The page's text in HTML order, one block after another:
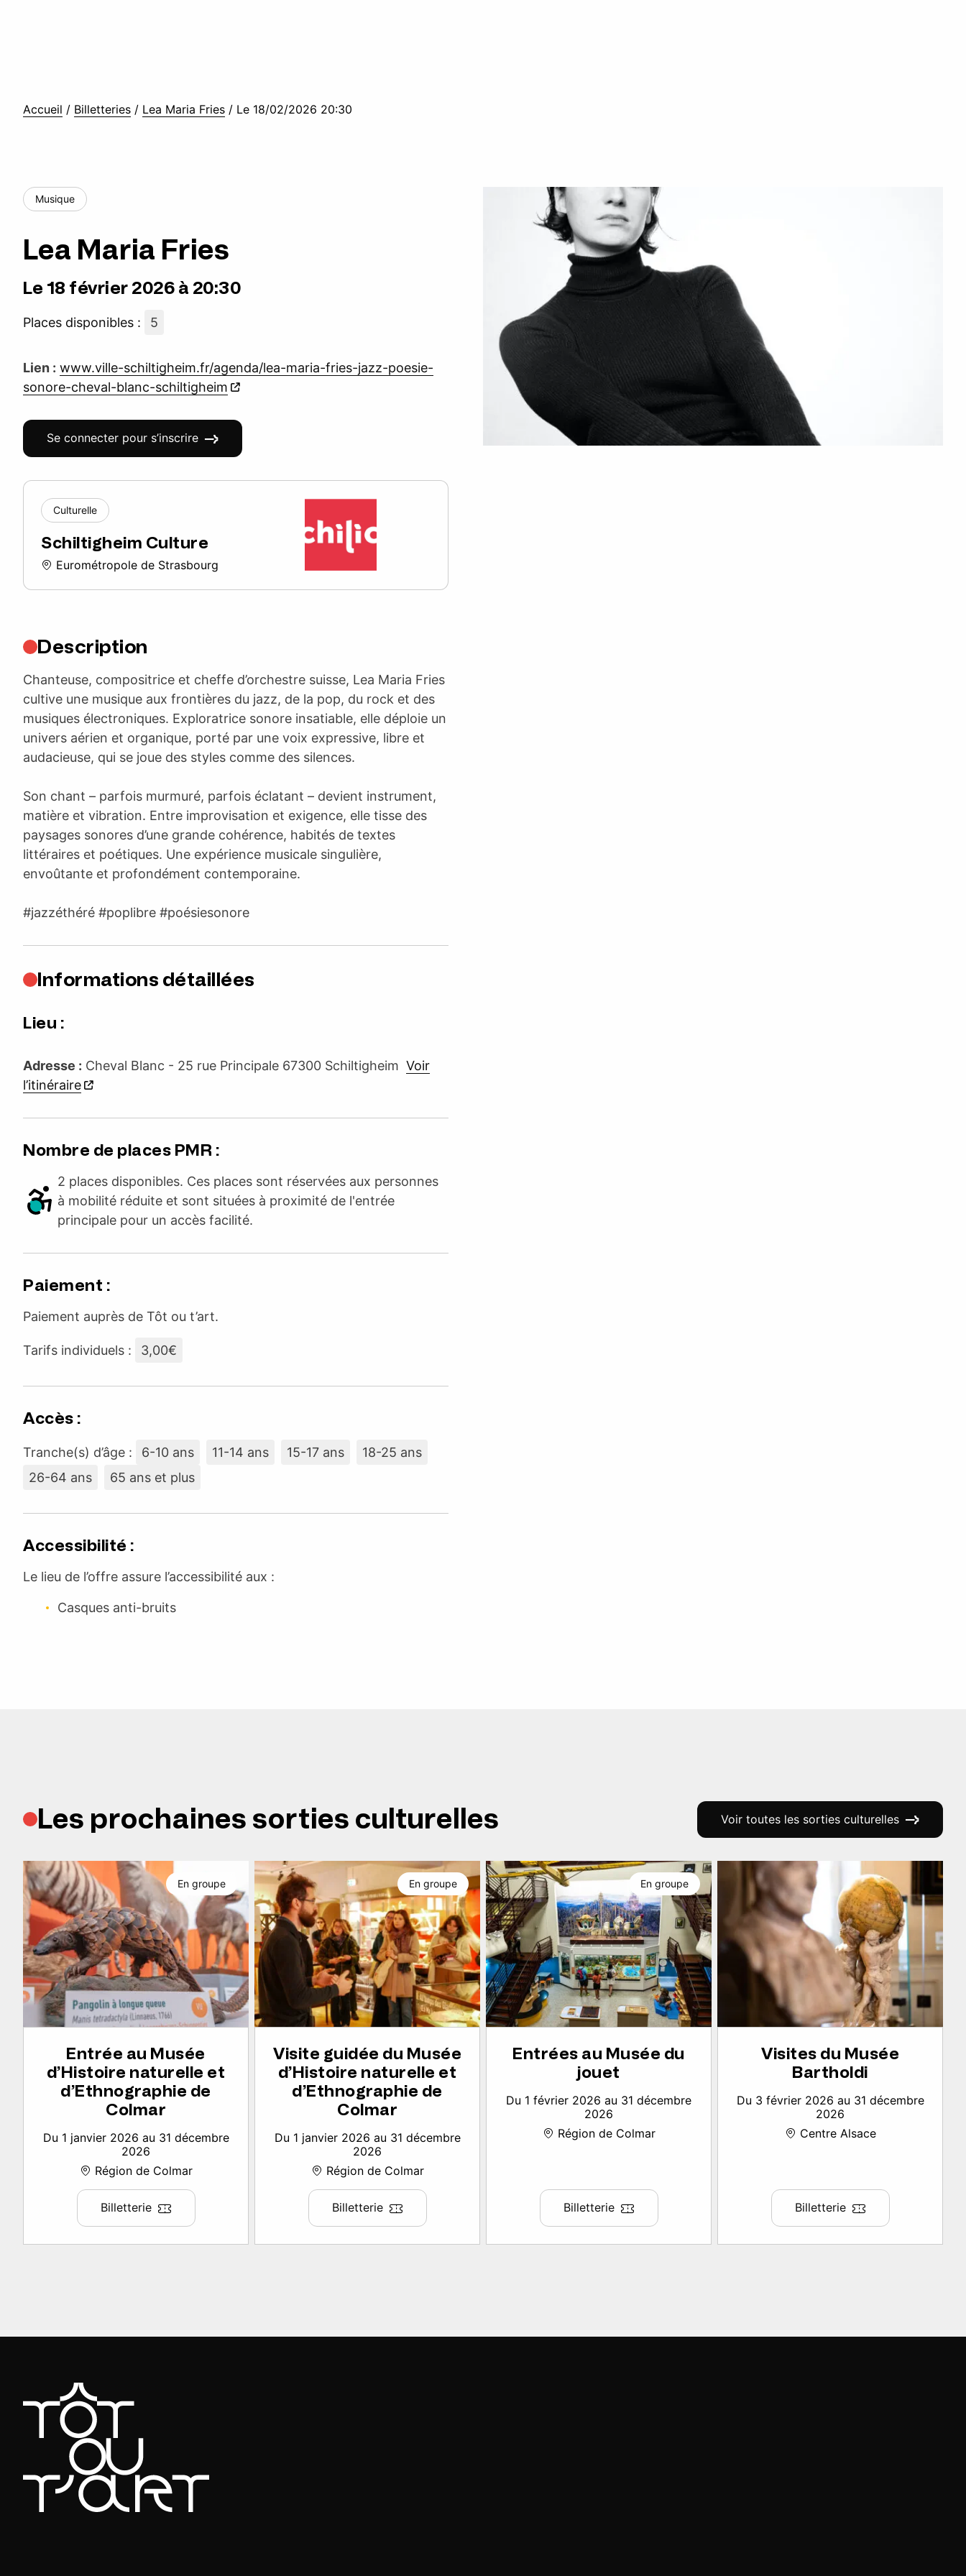
Accueil / Billetteries / Lea Maria Fries / Le 18/02/2026 20:30
Musique
Lea Maria Fries
Le 18 février 2026 à 20:30
Places disponibles : 5
Lien : www.ville-schiltigheim.fr/agenda/lea-maria-fries-jazz-poesie-
sonore-cheval-blanc-schiltigheim
Se connecter pour s’inscrire
Culturelle
Schiltigheim Culture
Eurométropole de Strasbourg
Description
Chanteuse, compositrice et cheffe d’orchestre suisse, Lea Maria Fries
cultive une musique aux frontières du jazz, de la pop, du rock et des
musiques électroniques. Exploratrice sonore insatiable, elle déploie un
univers aérien et organique, porté par une voix expressive, libre et
audacieuse, qui se joue des styles comme des silences.
Son chant – parfois murmuré, parfois éclatant – devient instrument,
matière et vibration. Entre improvisation et exigence, elle tisse des
paysages sonores d’une grande cohérence, habités de textes
littéraires et poétiques. Une expérience musicale singulière,
envoûtante et profondément contemporaine.
#jazzéthéré #poplibre #poésiesonore
Informations détaillées
Lieu :
Adresse : Cheval Blanc - 25 rue Principale 67300 Schiltigheim Voir
l’itinéraire
Nombre de places PMR :
2 places disponibles. Ces places sont réservées aux personnes
à mobilité réduite et sont situées à proximité de l'entrée
principale pour un accès facilité.
Paiement :
Paiement auprès de Tôt ou t’art.
Tarifs individuels : 3,00€
Accès :
Tranche(s) d’âge : 6-10 ans 11-14 ans 15-17 ans
18-25 ans
26-64 ans
65 ans et plus
Accessibilité :
Le lieu de l’offre assure l’accessibilité aux :
Casques anti-bruits
Les prochaines sorties culturelles Voir toutes les sorties culturelles
Entrée au Musée
d’Histoire naturelle et
d’Ethnographie de
Colmar
Du 1 janvier 2026 au 31 décembre
2026
Région de Colmar
Billetterie
En groupe
Visite guidée du Musée
d’Histoire naturelle et
d’Ethnographie de
Colmar
Du 1 janvier 2026 au 31 décembre
2026
Région de Colmar
Billetterie
En groupe
Entrées au Musée du
jouet
Du 1 février 2026 au 31 décembre
2026
Région de Colmar
Billetterie
En groupe
Visites du Musée
Bartholdi
Du 3 février 2026 au 31 décembre
2026
Centre Alsace
Billetterie